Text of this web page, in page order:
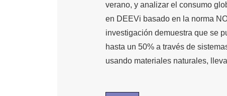
verano, y analizar el consumo
en DEEVi basado en la norma
investigación demuestra que se
hasta un 50% a través de
usando materiales naturales,